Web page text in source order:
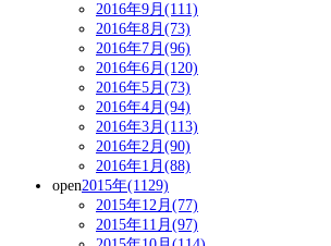
2016年9月(111)
2016年8月(73)
2016年7月(96)
2016年6月(120)
2016年5月(73)
2016年4月(94)
2016年3月(113)
2016年2月(90)
2016年1月(88)
open2015年(1129)
2015年12月(77)
2015年11月(97)